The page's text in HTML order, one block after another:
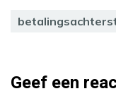
Geef een